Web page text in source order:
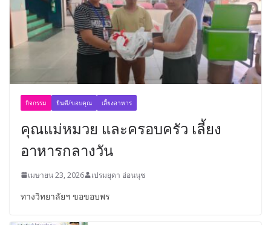
กิจกรรม ยินดี/ขอบคุณ เลี้ยงอาหาร
คุณแม่หมวย และครอบครัว เลี้ยง
อาหารกลางวัน
เมษายน 23, 2026 เปรมยุดา อ่อนนุช
ทางวิทยาลัยฯ ขอขอบพร